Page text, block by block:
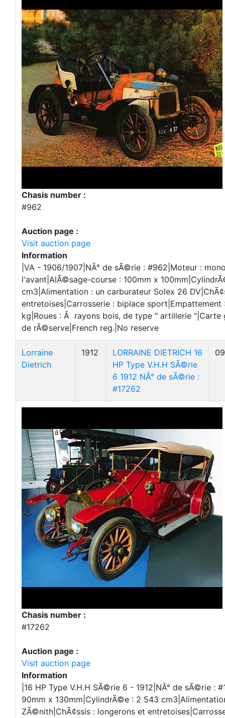
Chasis number :
#962
Auction page :
Visit auction page
Information
|VA - 1906/1907|NÂ° de sÃ©rie : #962|Moteur :
l'avant|AlÃ©sage-course : 100mm x
cm3|Alimentation : un carburateur Solex 26
entretoises|Carrosserie : biplace
kg|Roues : Ã rayons bois, de type " artillerie "|Carte
de rÃ©serve|French reg.|No reserve
Lorraine
Dietrich
1912
LORRAINE DIETRICH 16
HP Type V.H.H SÃ©rie
6 1912 NÂ° de sÃ©rie :
#17262
Chasis number :
#17262
Auction page :
Visit auction page
Information
|16 HP Type V.H.H SÃ©rie 6 - 1912|NÂ° de sÃ©rie :
90mm x 130mm|CylindrÃ©e : 2 543
ZÃ©nith|ChÃ¢ssis : longerons et